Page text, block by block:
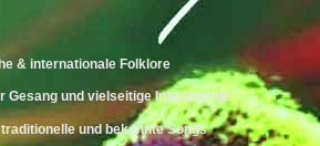
& internationale Folklore
Gesang und vielseitige Instrumente
und bekannte Songs